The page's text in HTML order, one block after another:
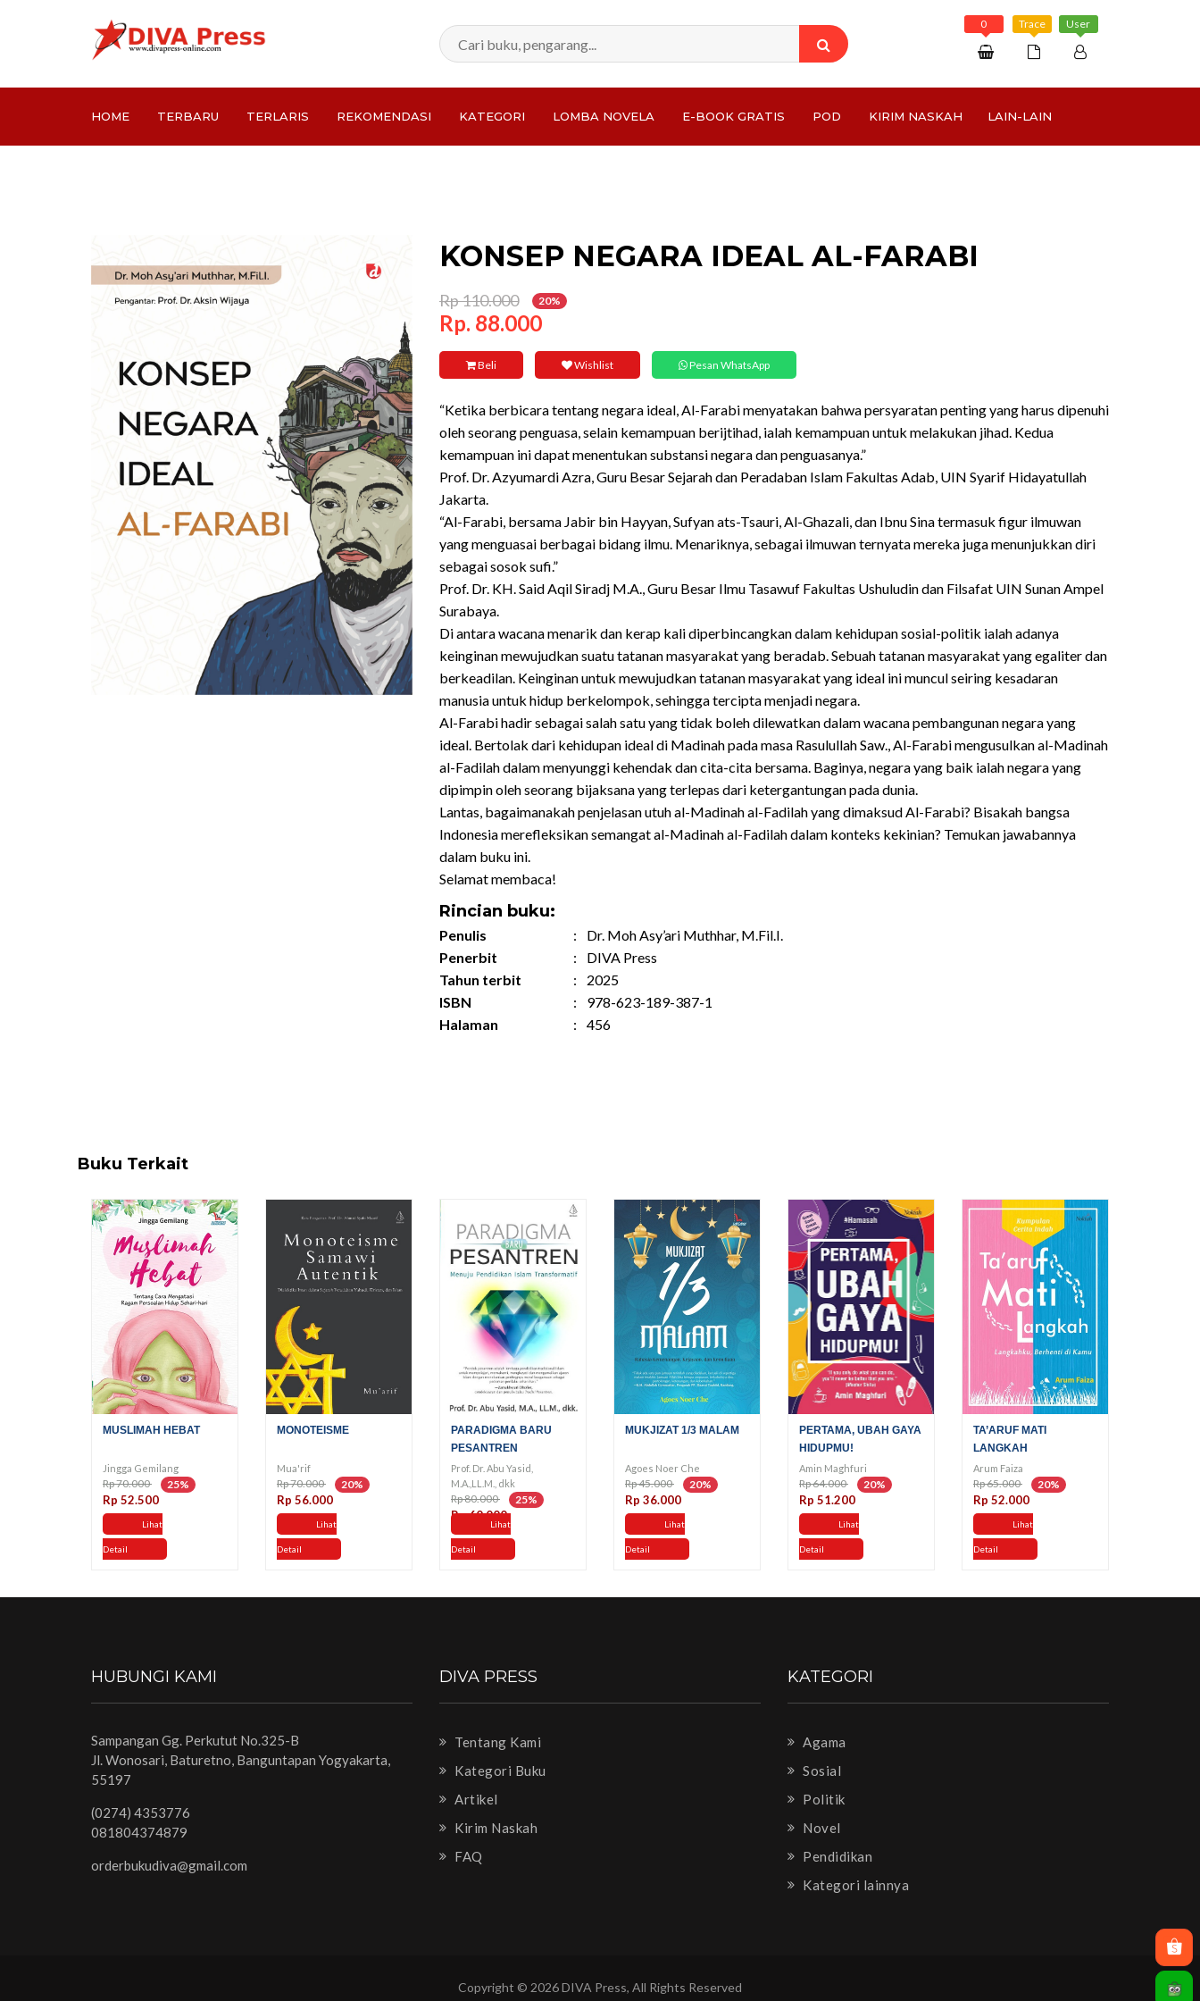
0 Trace User
Daftar
Masuk
HOME TERBARU TERLARIS REKOMENDASI KATEGORI LOMBA NOVELA E-BOOK GRATIS POD KIRIM NASKAH LAIN-LAIN
KONSEP NEGARA IDEAL AL-FARABI
Rp 110.000 20%
Rp. 88.000
Beli Wishlist Pesan WhatsApp
“Ketika berbicara tentang negara ideal, Al-Farabi menyatakan bahwa persyaratan penting yang harus dipenuhi
oleh seorang penguasa, selain kemampuan berijtihad, ialah kemampuan untuk melakukan jihad. Kedua
kemampuan ini dapat menentukan substansi negara dan penguasanya.”
Prof. Dr. Azyumardi Azra, Guru Besar Sejarah dan Peradaban Islam Fakultas Adab, UIN Syarif Hidayatullah
Jakarta.
“Al-Farabi, bersama Jabir bin Hayyan, Sufyan ats-Tsauri, Al-Ghazali, dan Ibnu Sina termasuk figur ilmuwan
yang menguasai berbagai bidang ilmu. Menariknya, sebagai ilmuwan ternyata mereka juga menunjukkan diri
sebagai sosok sufi.”
Prof. Dr. KH. Said Aqil Siradj M.A., Guru Besar Ilmu Tasawuf Fakultas Ushuludin dan Filsafat UIN Sunan Ampel
Surabaya.
Di antara wacana menarik dan kerap kali diperbincangkan dalam kehidupan sosial-politik ialah adanya
keinginan mewujudkan suatu tatanan masyarakat yang beradab. Sebuah tatanan masyarakat yang egaliter dan
berkeadilan. Keinginan untuk mewujudkan tatanan masyarakat yang ideal ini muncul seiring kesadaran
manusia untuk hidup berkelompok, sehingga tercipta menjadi negara.
Al-Farabi hadir sebagai salah satu yang tidak boleh dilewatkan dalam wacana pembangunan negara yang
ideal. Bertolak dari kehidupan ideal di Madinah pada masa Rasulullah Saw., Al-Farabi mengusulkan al-Madinah
al-Fadilah dalam menyunggi kehendak dan cita-cita bersama. Baginya, negara yang baik ialah negara yang
dipimpin oleh seorang bijaksana yang terlepas dari ketergantungan pada dunia.
Lantas, bagaimanakah penjelasan utuh al-Madinah al-Fadilah yang dimaksud Al-Farabi? Bisakah bangsa
Indonesia merefleksikan semangat al-Madinah al-Fadilah dalam konteks kekinian? Temukan jawabannya
dalam buku ini.
Selamat membaca!
Rincian buku:
Penulis :
Dr. Moh Asy’ari Muthhar, M.Fil.I.
Penerbit
:
DIVA Press
Tahun terbit
:
2025
ISBN
:
978-623-189-387-1
Halaman
: 456
Buku Terkait
MUSLIMAH HEBAT
Jingga Gemilang
Rp 70.000 25%
Rp 52.500
Lihat
Detail
MONOTEISME
Mua'rif
Rp 70.000 20%
Rp 56.000
Lihat
Detail
PARADIGMA BARU
PESANTREN
Prof. Dr. Abu Yasid,
M.A.,LL.M., dkk
Rp 80.000 25%
Rp 60.000
Lihat
Detail
MUKJIZAT 1/3 MALAM
Agoes Noer Che
Rp 45.000 20%
Rp 36.000
Lihat
Detail
PERTAMA, UBAH GAYA
HIDUPMU!
Amin Maghfuri
Rp 64.000 20%
Rp 51.200
Lihat
Detail
TA’ARUF MATI
LANGKAH
Arum Faiza
Rp 65.000 20%
Rp 52.000
Lihat
Detail
HUBUNGI KAMI
Sampangan Gg. Perkutut No.325-B
Jl. Wonosari, Baturetno, Banguntapan Yogyakarta,
55197
(0274) 4353776
081804374879
orderbukudiva@gmail.com
DIVA PRESS
Tentang Kami
Kategori Buku
Artikel
Kirim Naskah
FAQ
KATEGORI
Agama
Sosial
Politik
Novel
Pendidikan
Kategori lainnya
Copyright © 2026 DIVA Press, All Rights Reserved